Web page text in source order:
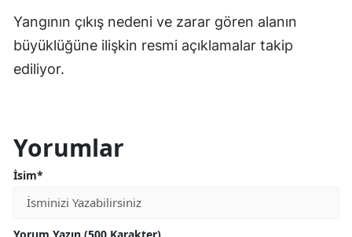
Yangının çıkış nedeni ve zarar gören alanın
büyüklüğüne ilişkin resmi açıklamalar takip
ediliyor.
Yorumlar
İsim*